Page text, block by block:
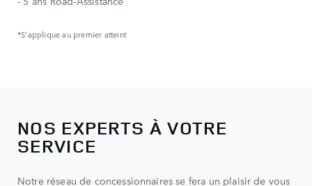
*S'applique au premier atteint
NOS EXPERTS À VOTRE
SERVICE
Notre réseau de concessionnaires se fera un plaisir de vous